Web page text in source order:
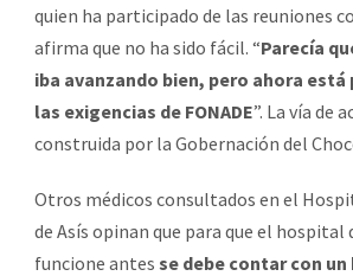
quien ha participado de las reuniones
afirma que no ha sido fácil. “Parecía
iba avanzando bien, pero ahora
las exigencias de FONADE”. La vía de
construida por la Gobernación del
Otros médicos consultados en el
de Asís opinan que para que el hospital
funcione antes se debe contar con